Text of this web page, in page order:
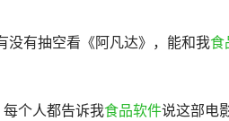
有没有抽空看《阿凡达》，能和我
食
个人都告诉我食品软件说这部电